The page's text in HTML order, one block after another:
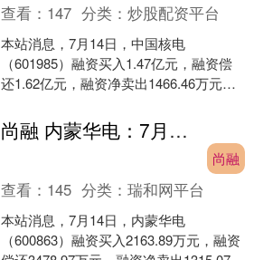
查看： 147 分类：炒股配资平台
本站消息，7月14日，中国核电
（601985）融资买入1.47亿元，融资偿
还1.62亿元，融资净卖出1466.46万元，
尚融 内蒙华电：7月14日融券净卖出1551万股，连续3日累计净卖出289万股
尚融
查看： 145 分类：瑞和网平台
本站消息，7月14日，内蒙华电
（600863）融资买入2163.89万元，融资